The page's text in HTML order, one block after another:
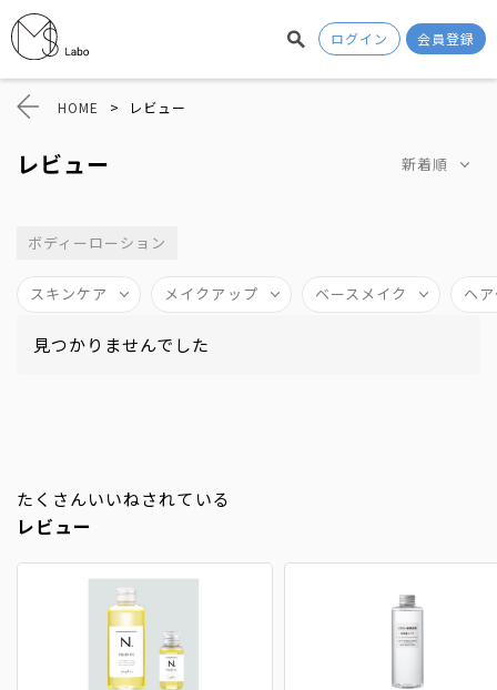
ログイン 会員登録
HOME > レビュー
レビュー 新着順
ボディーローション
スキンケア メイクアップ ベースメイク ヘ
見つかりませんでした
たくさんいいねされている
レビュー